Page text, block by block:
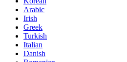
Arabic
Irish
Greek
Turkish
Italian
Danish